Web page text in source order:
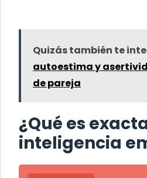
Quizás también te
autoestima y
de pareja
¿Qué es
inteligencia